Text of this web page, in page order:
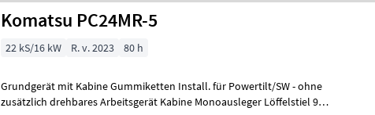
Komatsu PC24MR-5
22 kS/16 kW R. v. 2023 80 h
Grundgerät mit Kabine Gummiketten Install. für Powertilt/SW - ohne
zusätzlich drehbares Arbeitsgerät Kabine Monoausleger Löffelstiel 970